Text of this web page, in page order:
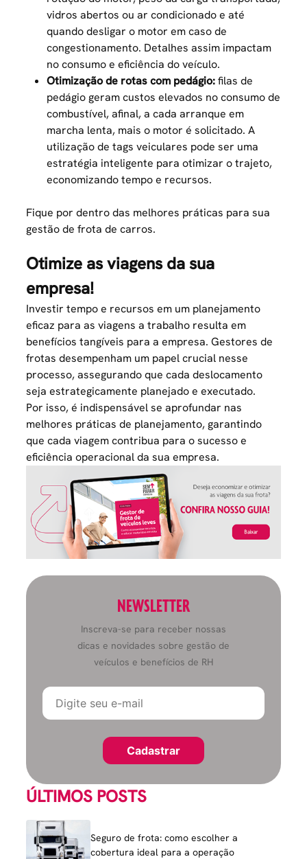
vidros abertos ou ar condicionado e até
quando desligar o motor em caso de
congestionamento. Detalhes assim impactam
no consumo e eficiência do veículo.
Otimização de rotas com pedágio: filas de
pedágio geram custos elevados no consumo de
combustível, afinal, a cada arranque em
marcha lenta, mais o motor é solicitado. A
utilização de tags veiculares pode ser uma
estratégia inteligente para otimizar o trajeto,
economizando tempo e recursos.
Fique por dentro das melhores práticas para sua
gestão de frota de carros.
Otimize as viagens da sua
empresa!
Investir tempo e recursos em um planejamento
eficaz para as viagens a trabalho resulta em
benefícios tangíveis para a empresa. Gestores de
frotas desempenham um papel crucial nesse
processo, assegurando que cada deslocamento
seja estrategicamente planejado e executado.
Por isso, é indispensável se aprofundar nas
melhores práticas de planejamento, garantindo
que cada viagem contribua para o sucesso e
eficiência operacional da sua empresa.
NEWSLETTER
Inscreva-se para receber nossas
dicas e novidades sobre gestão de
veículos e benefícios de RH
ÚLTIMOS POSTS
Seguro de frota: como escolher a
cobertura ideal para a operação